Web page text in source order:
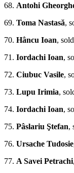
68. Antohi
69. Toma Nastasă,
70. Hâncu Ioan,
71. Iordachi Ioan,
72. Ciubuc Vasile,
73. Lupu Irimia,
74. Iordachi Ioan,
75. Pâslariu Ştefan,
76. Ursache Tudosie
77. A Savei Petrachi